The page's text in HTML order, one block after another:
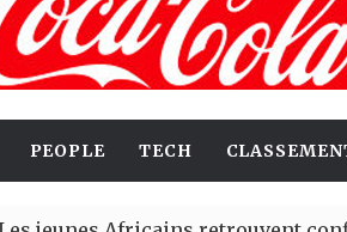
PEOPLE TECH